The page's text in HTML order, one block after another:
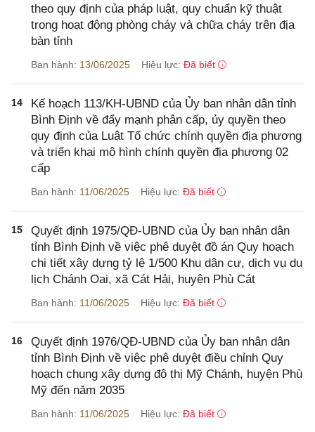
theo quy định của pháp luật, quy chuẩn kỹ thuật
trong hoạt động phòng cháy và chữa cháy trên địa
bàn tỉnh
Ban hành: 13/06/2025 Hiệu lực: Đã biết
14
Kế hoạch 113/KH-UBND của Ủy ban nhân dân tỉnh
Bình Định về đẩy mạnh phân cấp, ủy quyền theo
quy định của Luật Tổ chức chính quyền địa phương
và triển khai mô hình chính quyền địa phương 02
cấp
Ban hành: 11/06/2025 Hiệu lực: Đã biết
15
Quyết định 1975/QĐ-UBND của Ủy ban nhân dân
tỉnh Bình Định về việc phê duyệt đồ án Quy hoạch
chi tiết xây dựng tỷ lệ 1/500 Khu dân cư, dịch vụ du
lịch Chánh Oai, xã Cát Hải, huyện Phù Cát
Ban hành: 11/06/2025 Hiệu lực: Đã biết
16
Quyết định 1976/QĐ-UBND của Ủy ban nhân dân
tỉnh Bình Định về việc phê duyệt điều chỉnh Quy
hoạch chung xây dựng đô thị Mỹ Chánh, huyện Phù
Mỹ đến năm 2035
Ban hành: 11/06/2025 Hiệu lực: Đã biết